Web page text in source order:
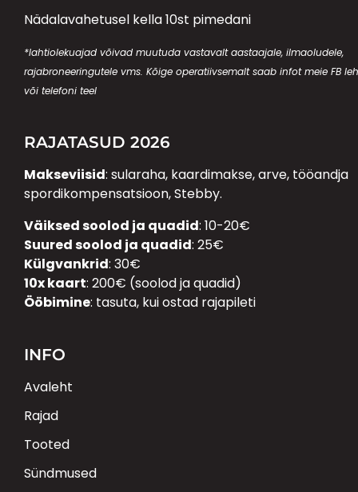
Nädalavahetusel kella 10st pimedani
*lahtiolekuajad võivad muutuda vastavalt aastaajale, ilmaoludele,
rajabroneeringutele vms. Kõige operatiivsemalt saab infot meie FB
või telefoni teel
RAJATASUD 2026
Makseviisid: sularaha, kaardimakse, arve, tööandja
spordikompensatsioon, Stebby.
Väiksed soolod ja quadid: 10-20€
Suured soolod ja quadid: 25€
Külgvankrid: 30€
10x kaart: 200€ (soolod ja quadid)
Ööbimine: tasuta, kui ostad rajapileti
INFO
Avaleht
Rajad
Tooted
Sündmused